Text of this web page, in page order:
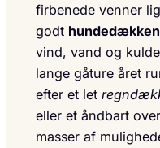
firbenede venner
godt hundedækken
vind, vand og
lange gåture året
efter et let
eller et åndbart
masser af